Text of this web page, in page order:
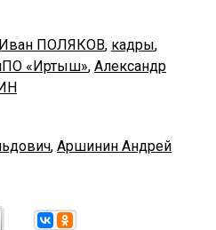
Иван ПОЛЯКОВ, кадры,
«Иртыш», Александр
, Аршинин Андрей